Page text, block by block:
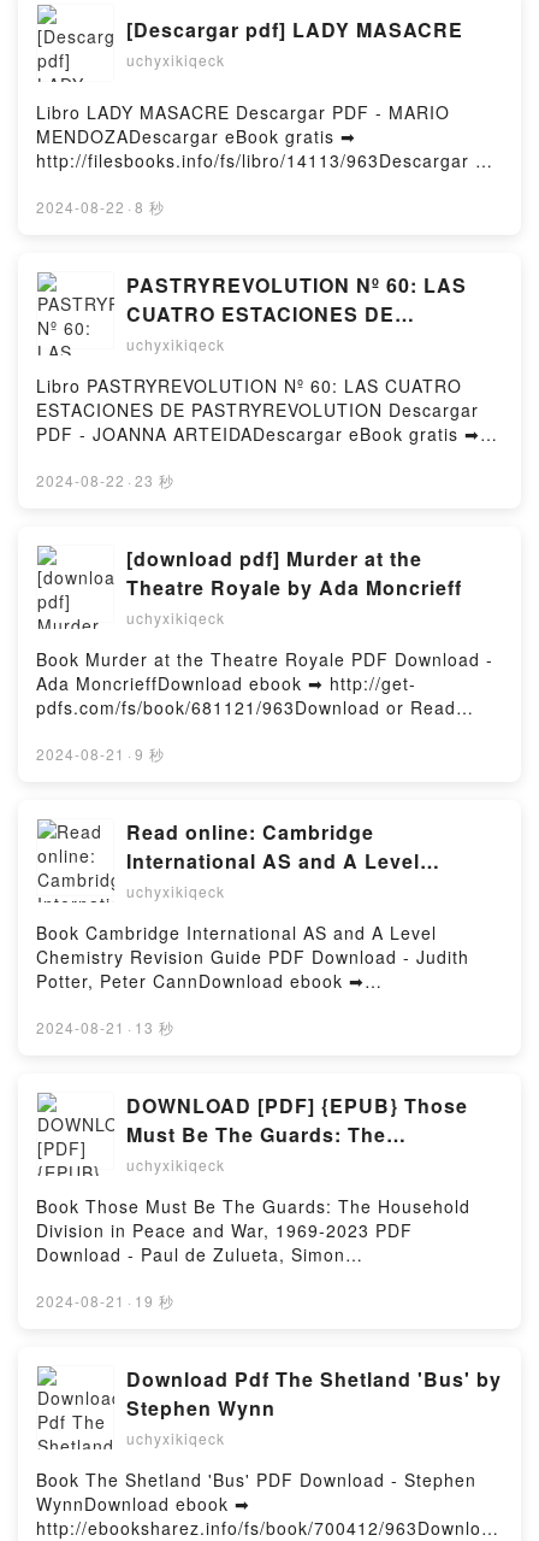
(CIUDAD MEDIALUNA 1) SARAH J. MAAS PDF, CASA
DE TIERRA Y SANGRE (CIUDAD MEDIALUNA 1)
SARAH J. MAAS Epub, CASA DE TIERRA Y SANGRE
(CIUDAD MEDIALUNA 1) SARAH J. MAAS Leer en
línea , CASA DE TIERRA Y SANGRE (CIUDAD
MEDIALUNA 1) SARAH J. MAAS Audiolibro, CASA DE
TIERRA Y SANGRE (CIUDAD MEDIALUNA 1) SARAH
MEDIALUNA 1) SARAH J. MAAS Kindle, CASA DE
(CIUDAD MEDIALUNA 1) SARAH J. MAAS Descargar
gratisPowered by Firstory Hosting
[Descargar pdf] LADY MASACRE
uchyxikiqeck
Libro LADY MASACRE Descargar PDF - MARIO
MENDOZADescargar eBook gratis ➡
http://filesbooks.info/fs/libro/14113/963Descargar o
ePub Mobi) de MARIO MENDOZA.LADY MASACRE
Leer en línea , LADY MASACRE MARIO MENDOZA
Audiolibro, LADY MASACRE MARIO MENDOZA VK,
LADY MASACRE MARIO MENDOZA Kindle, LADY
MASACRE MARIO MENDOZA Epub VK, LADY
MASACRE MARIO MENDOZA Descargar
gratisPowered by Firstory Hosting
2024-08-22 · 8 秒
PASTRYREVOLUTION Nº 60: LAS
CUATRO ESTACIONES DE
PASTRYREVOLUTION leer pdf
uchyxikiqeck
Libro PASTRYREVOLUTION Nº 60: LAS CUATRO
ESTACIONES DE PASTRYREVOLUTION Descargar
PDF - JOANNA ARTEIDADescargar eBook gratis ➡
leer en línea PASTRYREVOLUTION Nº 60: LAS
ARTEIDA.PASTRYREVOLUTION Nº 60: LAS CUATRO
ESTACIONES DE PASTRYREVOLUTION JOANNA
ARTEIDA PDF, PASTRYREVOLUTION Nº 60: LAS
CUATRO ESTACIONES DE PASTRYREVOLUTION
JOANNA ARTEIDA Epub, PASTRYREVOLUTION Nº
60: LAS CUATRO ESTACIONES DE
PASTRYREVOLUTION JOANNA ARTEIDA Leer en
línea , PASTRYREVOLUTION Nº 60: LAS CUATRO
ESTACIONES DE PASTRYREVOLUTION JOANNA
PASTRYREVOLUTION JOANNA ARTEIDA VK,
PASTRYREVOLUTION Nº 60: LAS CUATRO
ESTACIONES DE PASTRYREVOLUTION JOANNA
ARTEIDA Kindle, PASTRYREVOLUTION Nº 60: LAS
JOANNA ARTEIDA Epub VK, PASTRYREVOLUTION
Nº 60: LAS CUATRO ESTACIONES DE
PASTRYREVOLUTION JOANNA ARTEIDA Descargar
2024-08-22 · 23 秒
[download pdf] Murder at the
Theatre Royale by Ada Moncrieff
uchyxikiqeck
Book Murder at the Theatre Royale PDF Download -
Ada MoncrieffDownload ebook ➡ http://get-
pdfs.com/fs/book/681121/963Download or Read
(PDF ePub Mobi) by Ada MoncrieffMurder at the
Theatre Royale Ada Moncrieff Read Online, Murder
at the Theatre Royale Ada Moncrieff Audiobook,
Murder at the Theatre Royale Ada Moncrieff VK,
Murder at the Theatre Royale Ada Moncrieff Kindle,
Murder at the Theatre Royale Ada Moncrieff Epub
VK, Murder at the Theatre Royale Ada Moncrieff
Free DownloadPowered by Firstory Hosting
2024-08-21 · 9 秒
Read online: Cambridge
International AS and A Level
Chemistry Revision Guide by Judith
uchyxikiqeck
Book Cambridge International AS and A Level
Chemistry Revision Guide PDF Download - Judith
Potter, Peter CannDownload ebook ➡
or Read Online Cambridge International AS and A
International AS and A Level Chemistry Revision
Guide Judith Potter, Peter Cann PDF, Cambridge
International AS and A Level Chemistry Revision
Guide Judith Potter, Peter Cann Epub, Cambridge
International AS and A Level Chemistry Revision
Guide Judith Potter, Peter Cann Read Online,
Cambridge International AS and A Level Chemistry
Revision Guide Judith Potter, Peter Cann Audiobook,
Cambridge International AS and A Level Chemistry
Revision Guide Judith Potter, Peter Cann Kindle,
Cambridge International AS and A Level Chemistry
Revision Guide Judith Potter, Peter Cann Epub VK,
Cambridge International AS and A Level Chemistry
DownloadPowered by Firstory Hosting
2024-08-21 · 13 秒
DOWNLOAD [PDF] {EPUB} Those
Must Be The Guards: The
Household Division in Peace and
Simon Doughty
uchyxikiqeck
Book Those Must Be The Guards: The Household
Division in Peace and War, 1969-2023 PDF
Download - Paul de Zulueta, Simon
pdfs.com/fs/book/703057/963Download or Read
(PDF ePub Mobi) by Paul de Zulueta, Simon
DoughtyThose Must Be The Guards: The Household
Division in Peace and War, 1969-2023 Paul de
Zulueta, Simon Doughty PDF, Those Must Be The
Guards: The Household Division in Peace and War,
1969-2023 Paul de Zulueta, Simon Doughty Epub,
Those Must Be The Guards: The Household Division
2024-08-21 · 19 秒
Download Pdf The Shetland 'Bus' by
Stephen Wynn
uchyxikiqeck
Book The Shetland 'Bus' PDF Download - Stephen
WynnDownload ebook ➡
http://ebooksharez.info/fs/book/700412/963Download